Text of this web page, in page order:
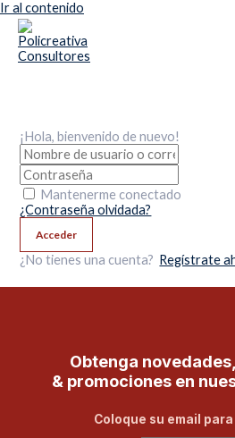
Ir al contenido
¡Hola, bienvenido de nuevo!
Mantenerme conectado
¿Contraseña olvidada?
Acceder
¿No tienes una cuenta? Regístrate
Obtenga
& promociones en
Coloque su email